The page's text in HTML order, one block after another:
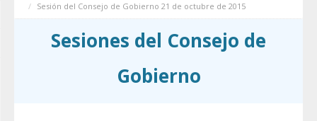
Sesión del Consejo de Gobierno 21 de octubre de 2015
Sesiones del Consejo de
Gobierno